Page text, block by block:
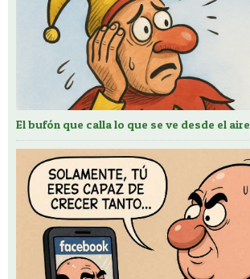
El bufón que calla lo que se ve desde el aire